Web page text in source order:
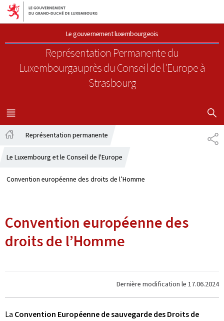
Aller au menu principal
Aller au contenu
Le gouvernement luxembourgeois
Représentation Permanente du
Luxembourgauprès du Conseil de l'Europe à
Strasbourg
MENU
PRINCIPAL
Représentation permanente
Le Luxembourg et le Conseil de l'Europe
Convention européenne des droits de l’Homme
Convention européenne des
droits de l’Homme
Dernière modification le 17.06.2024
La Convention Européenne de sauvegarde des Droits de